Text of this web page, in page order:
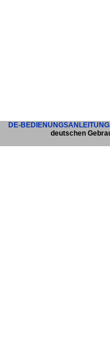
DE-
deutschen